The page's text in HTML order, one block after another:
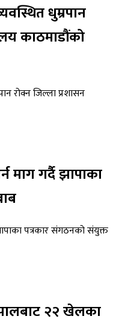
धुम्रपान
काठमाडौंको
माग गर्दै झापाका
२२ खेलका